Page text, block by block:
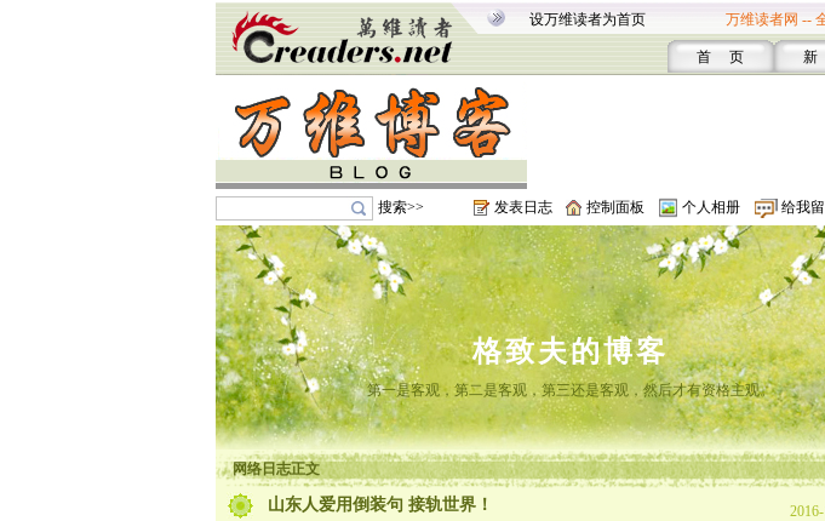
设万维读者为首页 万维读者网 --
首 页
搜索>> 发表日志 控制面板 个人相册 给我
格致夫的博客
第一是客观，第二是客观，第三还是客观，然后才有资格主观。
网络日志正文
山东人爱用倒装句 接轨世界！